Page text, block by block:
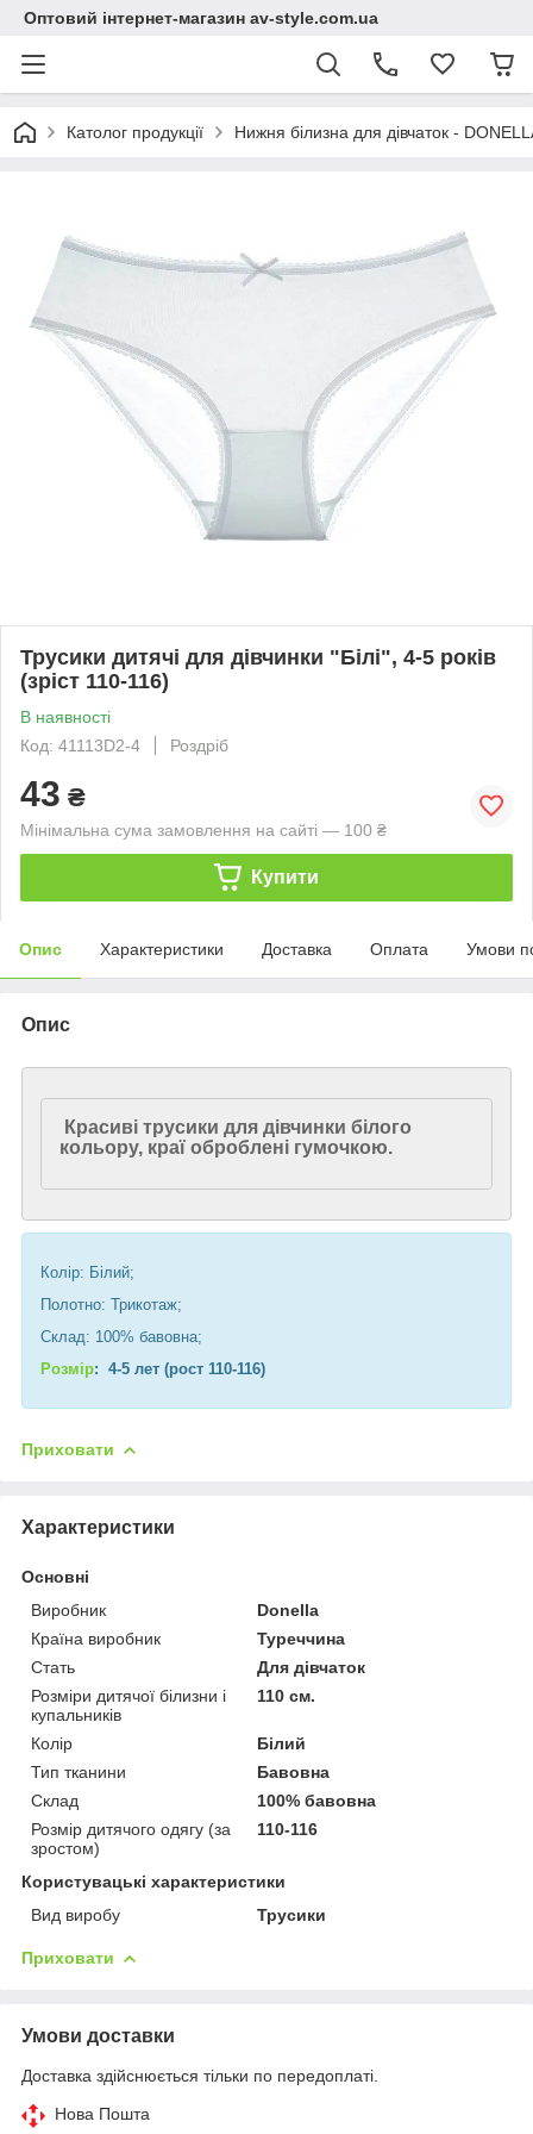
Оптовий інтернет-магазин av-style.com.ua
Католог продукції Нижня білизна для дівчаток -
Трусики дитячі для дівчинки "Білі", 4-5 років
(зріст 110-116)
В наявності
Код: 41113D2-4
Роздріб
43 ₴
Мінімальна сума замовлення на сайті — 100 ₴
Купити
Опис Характеристики Доставка Оплата Умови
Опис
Красиві трусики для дівчинки білого
кольору, краї оброблені гумочкою.
Колір: Білий;
Полотно: Трикотаж;
Склад: 100% бавовна;
Розмір: 4-5 лет (рост 110-116)
Приховати
Характеристики
Основні
Виробник
Donella
Країна виробник
Туреччина
Стать
Для дівчаток
Розміри дитячої білизни і
купальників
110 см.
Колір
Білий
Тип тканини
Бавовна
Склад
100% бавовна
Розмір дитячого одягу (за
зростом)
110-116
Користувацькi характеристики
Вид виробу
Трусики
Приховати
Умови доставки
Доставка здійснюється тільки по передоплаті.
Нова Пошта